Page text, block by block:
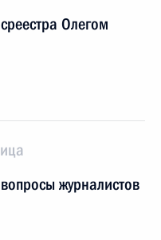
Олегом
журналистов